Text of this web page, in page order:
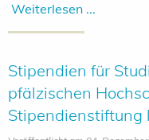
Weiterlesen ...
Stipendien für
pfälzischen
Stipendienstiftung